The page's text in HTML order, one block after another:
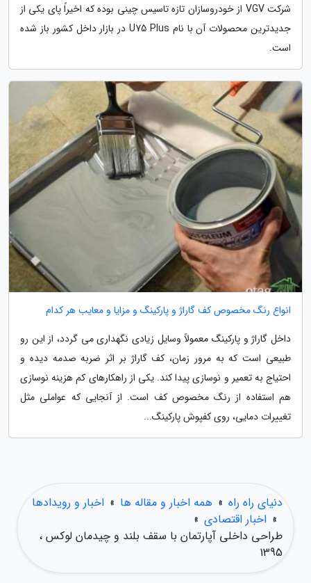
شرکت VGV از خودروسازان تازه تاسیس چینی بوده که اخیراً پای یکی از
جدیدترین محصولات آن با نام U75 Plus در بازار داخل کشور باز شده
است.
انواع رنگ مخصوص کف گاراژ و پارکینگ و مزایا و معایب هر کدام
داخل گاراژ و پارکینگ معمولاً وسایل زیادی نگهداری می گردد، از این رو
طبیعی است که به مرور زمان، کف گاراژ بر اثر ضربه صدمه دیده و
احتیاج به تعمیر و نوسازی پیدا کند. یکی از راهکارهای کم هزینه نوسازی
هم استفاده از رنگ مخصوص کف است. از آنجایی که عواملی مثل
تغییرات دمایی، روی کفپوش پارکینگ...
دنیای راه راه » همه اخبار و مقاله ها » اخبار و رویدادها
» اخبار اقتصادی »
طراحی داخلی آپارتمان با سقف بلند و چیدمان لوکس ،
1395